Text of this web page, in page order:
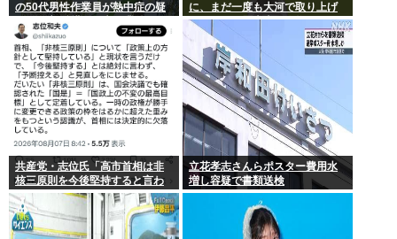
の50代男性作業員が熱中症の疑
いで死亡 鉄塔の保守作業後に倒
れる 邑南町
に、まだ一度も大河で取り上げ
られてない歴史上の人物
共産党・志位氏「高市首相は非
核三原則を今後堅持すると言わ
ない！」
立花孝志さんらポスター費用水
増し容疑で書類送検